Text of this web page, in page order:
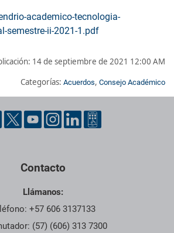
academico-tecnologia-
semestre-ii-2021-1.pdf
14 de septiembre de 2021 12:00 AM
Categorías: Acuerdos, Consejo Académico
de contacto, redes sociales y
Contacto
Llámanos:
+57 606 3137133
(57) (606) 313 7300